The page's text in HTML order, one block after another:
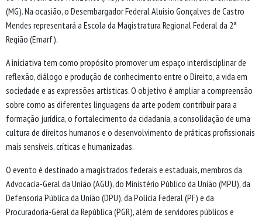
(MG). Na ocasião, o Desembargador Federal Aluisio Gonçalves de Castro
Mendes representará a Escola da Magistratura Regional Federal da 2ª
Região (Emarf).
A iniciativa tem como propósito promover um espaço interdisciplinar de
reflexão, diálogo e produção de conhecimento entre o Direito, a vida em
sociedade e as expressões artísticas. O objetivo é ampliar a compreensão
sobre como as diferentes linguagens da arte podem contribuir para a
formação jurídica, o fortalecimento da cidadania, a consolidação de uma
cultura de direitos humanos e o desenvolvimento de práticas profissionais
mais sensíveis, críticas e humanizadas.
O evento é destinado a magistrados federais e estaduais, membros da
Advocacia-Geral da União (AGU), do Ministério Público da União (MPU), da
Defensoria Pública da União (DPU), da Polícia Federal (PF) e da
Procuradoria-Geral da República (PGR), além de servidores públicos e